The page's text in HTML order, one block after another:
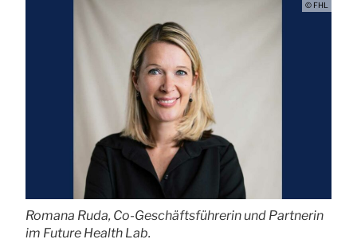
© FHL
Romana Ruda, Co-Geschäftsführerin und Partnerin
im Future Health Lab.